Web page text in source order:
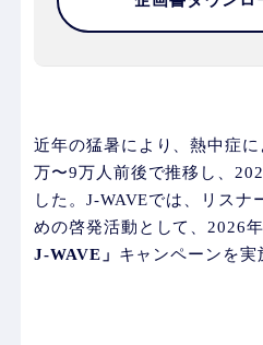
近年の猛暑により、熱中症
万〜9万人前後で推移し、
した。J-WAVEでは、リスナ
めの啓発活動として、2026
J-WAVE」 キャンペーンを実